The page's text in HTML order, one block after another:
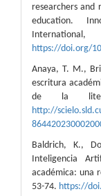
researchers and
education.
https://doi.org/
Anaya, T. M.,
escritura
de la
http://
Baldrich, K.,
Inteligencia
académica: una
53-74. https://